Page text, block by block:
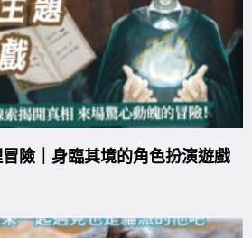
險｜身臨其境的角色扮演遊戲